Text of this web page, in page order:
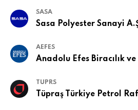
SASA
Sasa Polyester Sanayi
AEFES
Anadolu Efes Biracılık
TUPRS
Tüpraş Türkiye Petrol